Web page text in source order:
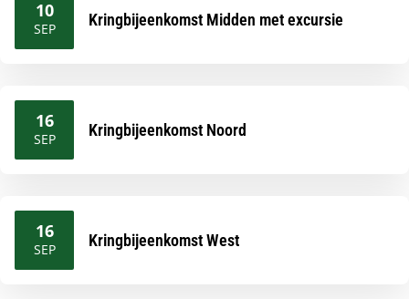
10
SEP2026 Kringbijeenkomst Midden met excursie
16
SEP2026 Kringbijeenkomst Noord
16
SEP2026 Kringbijeenkomst West